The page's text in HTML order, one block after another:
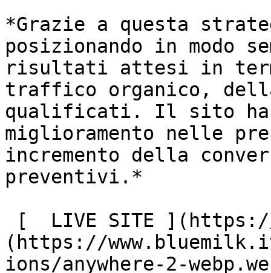
*Grazie a questa
posizionando in modo
risultati attesi in
traffico organico,
qualificati. Il sito ha
miglioramento nelle
incremento della
preventivi.*
(https://
ions/anywhere-2-